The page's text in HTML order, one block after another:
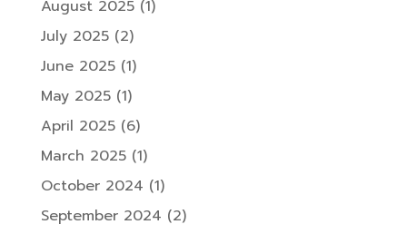
August 2025(1)
July 2025(2)
June 2025(1)
May 2025(1)
April 2025(6)
March 2025(1)
October 2024 (1)
September 2024 (2)